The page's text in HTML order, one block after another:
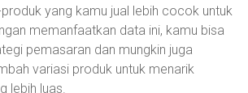
yang kamu jual lebih cocok untuk
memanfaatkan data ini, kamu bisa
pemasaran dan mungkin juga
variasi produk untuk menarik
lebih luas.